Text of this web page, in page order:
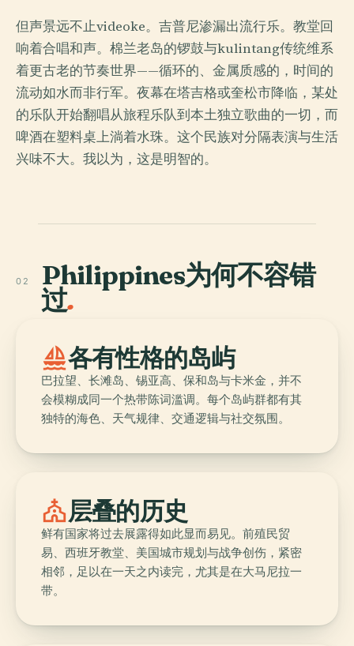
但声景远不止videoke。吉普尼渗漏出流行乐。教堂回
响着合唱和声。棉兰老岛的锣鼓与kulintang传统维系
着更古老的节奏世界——循环的、金属质感的，时间的
流动如水而非行军。夜幕在塔吉格或奎松市降临，某处
的乐队开始翻唱从旅程乐队到本土独立歌曲的一切，而
啤酒在塑料桌上淌着水珠。这个民族对分隔表演与生活
兴味不大。我以为，这是明智的。
02 Philippines为何不容错
过.
sailing各有性格的岛屿
巴拉望、长滩岛、锡亚高、保和岛与卡米金，并不
会模糊成同一个热带陈词滥调。每个岛屿群都有其
独特的海色、天气规律、交通逻辑与社交氛围。
church层叠的历史
鲜有国家将过去展露得如此显而易见。前殖民贸
易、西班牙教堂、美国城市规划与战争创伤，紧密
相邻，足以在一天之内读完，尤其是在大马尼拉一
带。